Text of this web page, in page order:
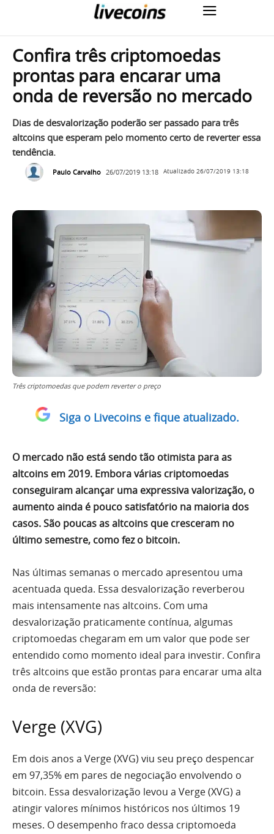
Confira três criptomoedas
prontas para encarar uma
onda de reversão no mercado
Dias de desvalorização poderão ser passado para três
altcoins que esperam pelo momento certo de reverter essa
tendência.
Paulo Carvalho 26/07/2019 13:18 Atualizado 26/07/2019 13:18
Três criptomoedas que podem reverter o preço
Siga o Livecoins e fique atualizado.
O mercado não está sendo tão otimista para as
altcoins em 2019. Embora várias criptomoedas
conseguiram alcançar uma expressiva valorização, o
aumento ainda é pouco satisfatório na maioria dos
casos. São poucas as altcoins que cresceram no
último semestre, como fez o bitcoin.
Nas últimas semanas o mercado apresentou uma
acentuada queda. Essa desvalorização reverberou
mais intensamente nas altcoins. Com uma
desvalorização praticamente contínua, algumas
criptomoedas chegaram em um valor que pode ser
entendido como momento ideal para investir. Confira
três altcoins que estão prontas para encarar uma alta
onda de reversão:
Verge (XVG)
Em dois anos a Verge (XVG) viu seu preço despencar
em 97,35% em pares de negociação envolvendo o
bitcoin. Essa desvalorização levou a Verge (XVG) a
atingir valores mínimos históricos nos últimos 19
meses. O desempenho fraco dessa criptomoeda